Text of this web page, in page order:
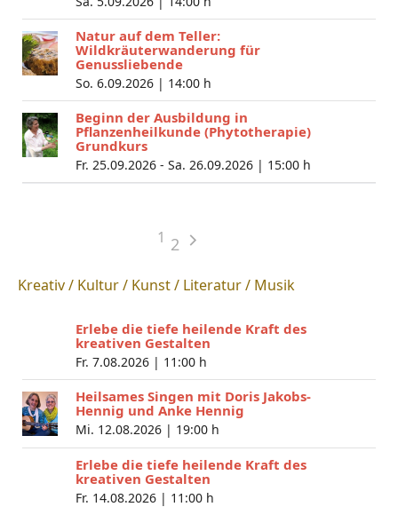
Natur auf dem Teller:
Wildkräuterwanderung für
Genussliebende
So. 6.09.2026 | 14:00 h
Beginn der Ausbildung in
Pflanzenheilkunde (Phytotherapie)
Grundkurs
Fr. 25.09.2026 - Sa. 26.09.2026 | 15:00 h
1 2
Kreativ / Kultur / Kunst / Literatur / Musik
Erlebe die tiefe heilende Kraft des
kreativen Gestalten
Fr. 7.08.2026 | 11:00 h
Heilsames Singen mit Doris Jakobs-
Hennig und Anke Hennig
Mi. 12.08.2026 | 19:00 h
Erlebe die tiefe heilende Kraft des
kreativen Gestalten
Fr. 14.08.2026 | 11:00 h